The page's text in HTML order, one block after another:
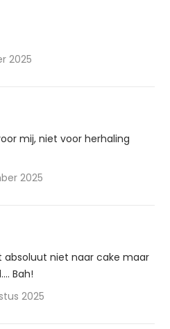
2025
mij, niet voor herhaling
2025
absoluut niet naar cake maar
Bah!
2025